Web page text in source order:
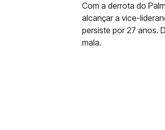
Com a derrota do
alcançar a vice-
persiste por 27 anos.
mala.